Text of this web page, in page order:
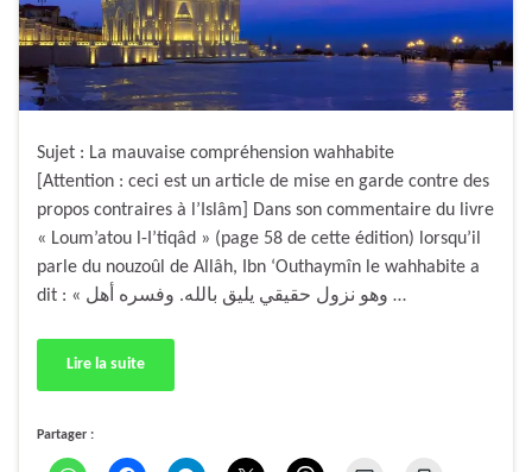
Sujet : La mauvaise compréhension wahhabite
[Attention : ceci est un article de mise en garde contre des
propos contraires à l’Islâm] Dans son commentaire du livre
« Loum’atou l-I’tiqâd » (page 58 de cette édition) lorsqu’il
parle du nouzoûl de Allâh, Ibn ‘Outhaymîn le wahhabite a
dit : « وهو نزول حقيقي يليق بالله. وفسره أهل …
Lire la suite
Partager :